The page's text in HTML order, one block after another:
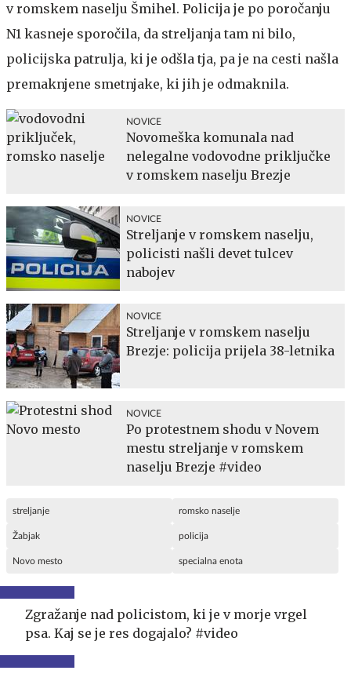
v romskem naselju Šmihel. Policija je po poročanju
N1 kasneje sporočila, da streljanja tam ni bilo,
policijska patrulja, ki je odšla tja, pa je na cesti našla
premaknjene smetnjake, ki jih je odmaknila.
NOVICE
Novomeška komunala nad
nelegalne vodovodne priključke
v romskem naselju Brezje
NOVICE
Streljanje v romskem naselju,
policisti našli devet tulcev
nabojev
NOVICE
Streljanje v romskem naselju
Brezje: policija prijela 38-letnika
NOVICE
Po protestnem shodu v Novem
mestu streljanje v romskem
naselju Brezje #video
streljanje romsko naselje
Žabjak policija
Novo mesto specialna enota
Zgražanje nad policistom, ki je v morje vrgel
psa. Kaj se je res dogajalo? #video